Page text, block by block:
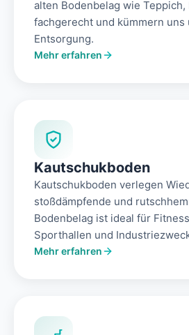
alten Bodenbelag wie Teppich,
fachgerecht und kümmern uns
Entsorgung.
Mehr erfahren
Kautschukboden
Kautschukboden verlegen
stoßdämpfende und
Bodenbelag ist ideal für
Sporthallen und
Mehr erfahren